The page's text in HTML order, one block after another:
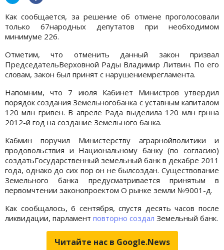
Как сообщается, за решение об отмене проголосовали
только 67народных депутатов при необходимом
минимуме 226.
Отметим, что отменить данный закон призвал
ПредседательВерховной Рады Владимир Литвин. По его
словам, закон был принят с нарушениемрегламента.
Напомним, что 7 июля Кабинет Министров утвердил
порядок создания Земельногобанка с уставным капиталом
120 млн гривен. В апреле Рада выделила 120 млн грнна
2012-й год на создание Земельного банка.
Кабмин поручил Министерству аграрнойполитики и
продовольствия и Национальному банку (по согласию)
создатьГосударственный земельный банк в декабре 2011
года, однако до сих пор он не былсоздан. Существование
Земельного банка предусматривается принятым в
первомчтении законопроектом О рынке земли №9001-д.
Как сообщалось, 6 сентября, спустя десять часов после
ликвидации, парламент повторно создал Земельный банк.
Читайте нас в Google.News